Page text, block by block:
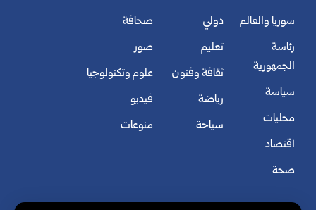
سوريا والعالم
رئاسة
الجمهورية
سياسة
محليات
اقتصاد
صحة
دولي
تعليم
ثقافة وفنون
رياضة
سياحة
صحافة
صور
علوم وتكنولوجيا
فيديو
منوعات